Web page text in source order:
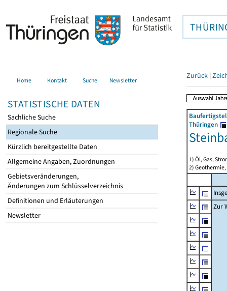
Home Kontakt Suche Newsletter
STATISTISCHE DATEN
Sachliche Suche
Regionale Suche
Kürzlich bereitgestellte Daten
Allgemeine Angaben, Zuordnungen
Gebietsveränderungen,
Änderungen zum Schlüsselverzeichnis
Definitionen und Erläuterungen
Newsletter
Zurück |
Thüringen
1) Öl, Gas,
2)
Zur